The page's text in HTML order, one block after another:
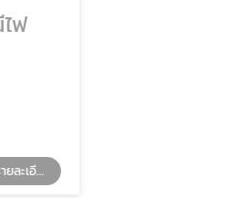
สอบถามรายละเอียด